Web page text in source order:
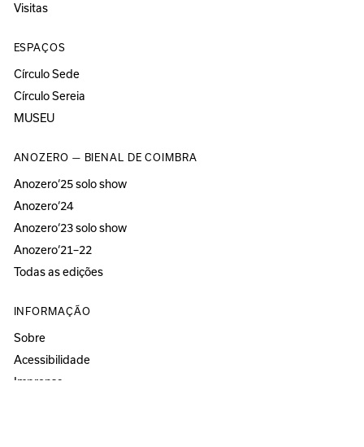
Visitas
ESPAÇOS
Círculo Sede
Círculo Sereia
MUSEU
ANOZERO — BIENAL DE COIMBRA
Anozero‘25 solo show
Anozero‘24
Anozero‘23 solo show
Anozero‘21–22
Todas as edições
INFORMAÇÃO
Sobre
Acessibilidade
Imprensa